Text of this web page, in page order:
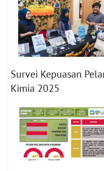
Survei Kepuasan
Kimia 2025